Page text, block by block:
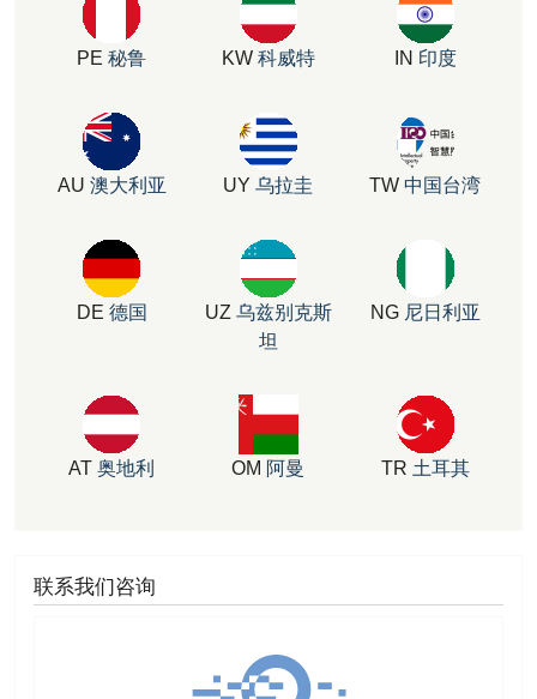
PE 秘鲁 KW 科威特 IN 印度
AU 澳大利亚 UY 乌拉圭 TW 中国台湾
DE 德国 UZ 乌兹别克斯
坦
NG 尼日利亚
AT 奥地利 OM 阿曼 TR 土耳其
联系我们咨询